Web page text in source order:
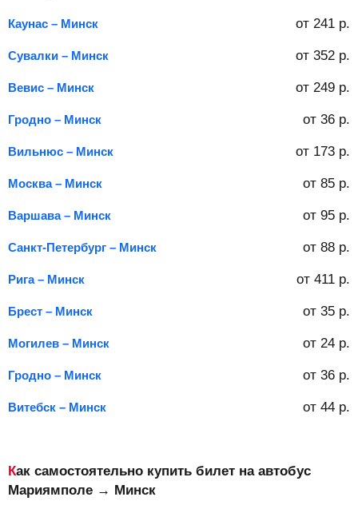
Каунас – Минск от 241 р.
Сувалки – Минск от 352 р.
Вевис – Минск от 249 р.
Гродно – Минск от 36 р.
Вильнюс – Минск от 173 р.
Москва – Минск от 85 р.
Варшава – Минск от 95 р.
Санкт-Петербург – Минск от 88 р.
Рига – Минск от 411 р.
Брест – Минск от 35 р.
Могилев – Минск от 24 р.
Гродно – Минск от 36 р.
Витебск – Минск от 44 р.
Как самостоятельно купить билет на автобус
Мариямполе → Минск